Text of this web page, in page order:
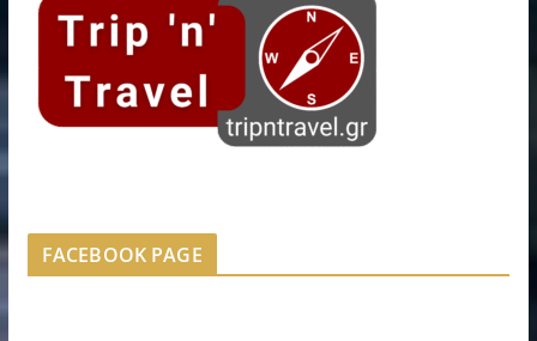
FACEBOOK PAGE